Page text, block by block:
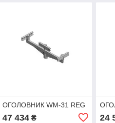
ОГОЛОВНИК WM-31 REG
47 434₴ 24